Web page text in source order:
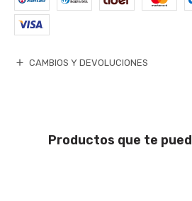
CAMBIOS Y DEVOLUCIONES
Productos que te